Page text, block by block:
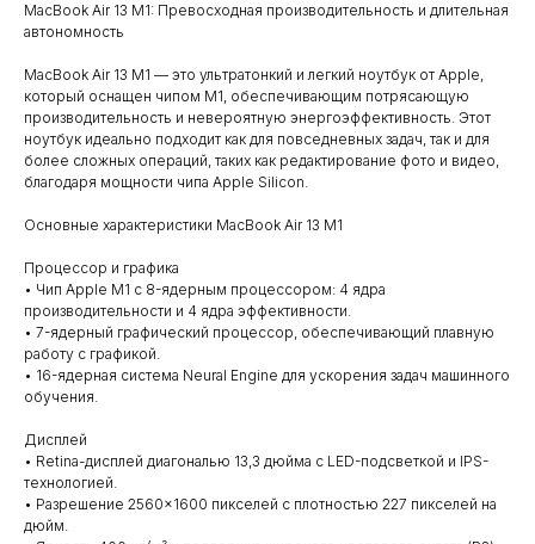
MacBook Air 13 M1: Превосходная производительность и длительная
автономность
MacBook Air 13 M1 — это ультратонкий и легкий ноутбук от Apple,
который оснащен чипом M1, обеспечивающим потрясающую
производительность и невероятную энергоэффективность. Этот
ноутбук идеально подходит как для повседневных задач, так и для
более сложных операций, таких как редактирование фото и видео,
благодаря мощности чипа Apple Silicon.
Основные характеристики MacBook Air 13 M1
Процессор и графика
• Чип Apple M1 с 8-ядерным процессором: 4 ядра
производительности и 4 ядра эффективности.
• 7-ядерный графический процессор, обеспечивающий плавную
работу с графикой.
• 16-ядерная система Neural Engine для ускорения задач машинного
обучения.
Дисплей
• Retina-дисплей диагональю 13,3 дюйма с LED-подсветкой и IPS-
технологией.
• Разрешение 2560×1600 пикселей с плотностью 227 пикселей на
дюйм.